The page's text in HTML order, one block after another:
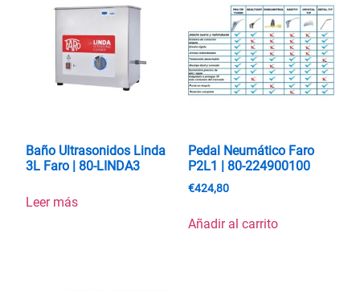
Baño Ultrasonidos Linda
3L Faro | 80-LINDA3
Leer más
Pedal Neumático Faro
P2L1 | 80-224900100
€424,80
Añadir al carrito